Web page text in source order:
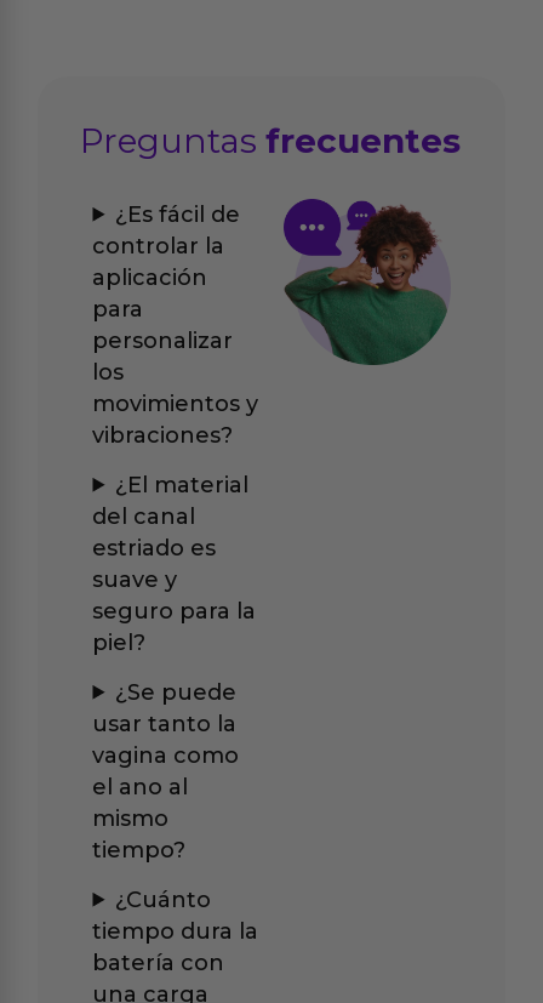
Preguntasfrecuentes
¿Es fácil de
controlar la
aplicación
para
personalizar
los
movimientos y
vibraciones?
¿El material
del canal
estriado es
suave y
seguro para la
piel?
¿Se puede
usar tanto la
vagina como
el ano al
mismo
tiempo?
¿Cuánto
tiempo dura la
batería con
una carga